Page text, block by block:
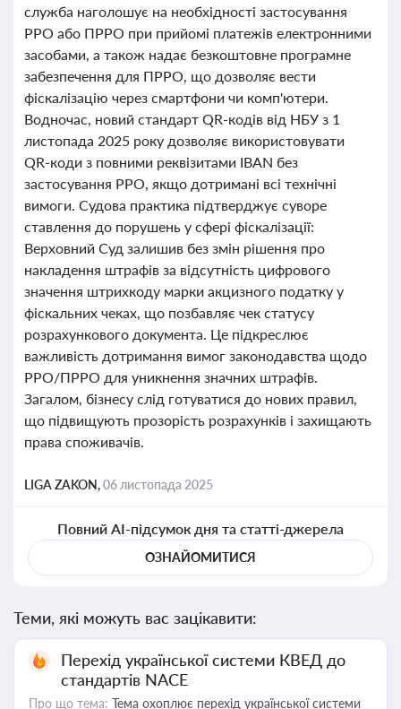
служба наголошує на необхідності застосування
РРО або ПРРО при прийомі платежів електронними
засобами, а також надає безкоштовне програмне
забезпечення для ПРРО, що дозволяє вести
фіскалізацію через смартфони чи комп'ютери.
Водночас, новий стандарт QR-кодів від НБУ з 1
листопада 2025 року дозволяє використовувати
QR-коди з повними реквізитами IBAN без
застосування РРО, якщо дотримані всі технічні
вимоги. Судова практика підтверджує суворе
ставлення до порушень у сфері фіскалізації:
Верховний Суд залишив без змін рішення про
накладення штрафів за відсутність цифрового
значення штрихкоду марки акцизного податку у
фіскальних чеках, що позбавляє чек статусу
розрахункового документа. Це підкреслює
важливість дотримання вимог законодавства щодо
РРО/ПРРО для уникнення значних штрафів.
Загалом, бізнесу слід готуватися до нових правил,
що підвищують прозорість розрахунків і захищають
права споживачів.
LIGA ZAKON,06 листопада 2025
Повний AI-підсумок дня та статті-джерела
ОЗНАЙОМИТИСЯ
Теми, які можуть вас зацікавити:
Перехід української системи КВЕД до
стандартів NACE
Про що тема: Тема охоплює перехід української системи